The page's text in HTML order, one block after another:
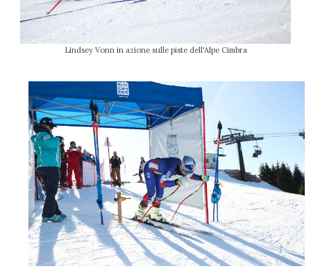
Lindsey Vonn in azione sulle piste dell'Alpe Cimbra